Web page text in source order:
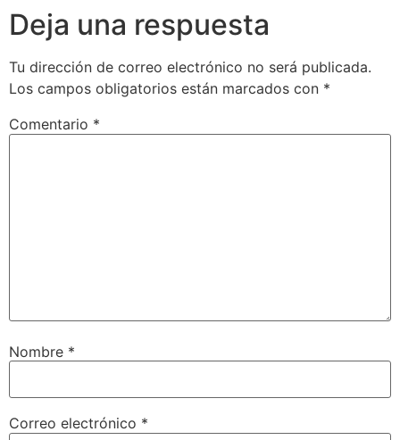
Deja una respuesta
Tu dirección de correo electrónico no será publicada.
Los campos obligatorios están marcados con *
Comentario *
Nombre *
Correo electrónico *